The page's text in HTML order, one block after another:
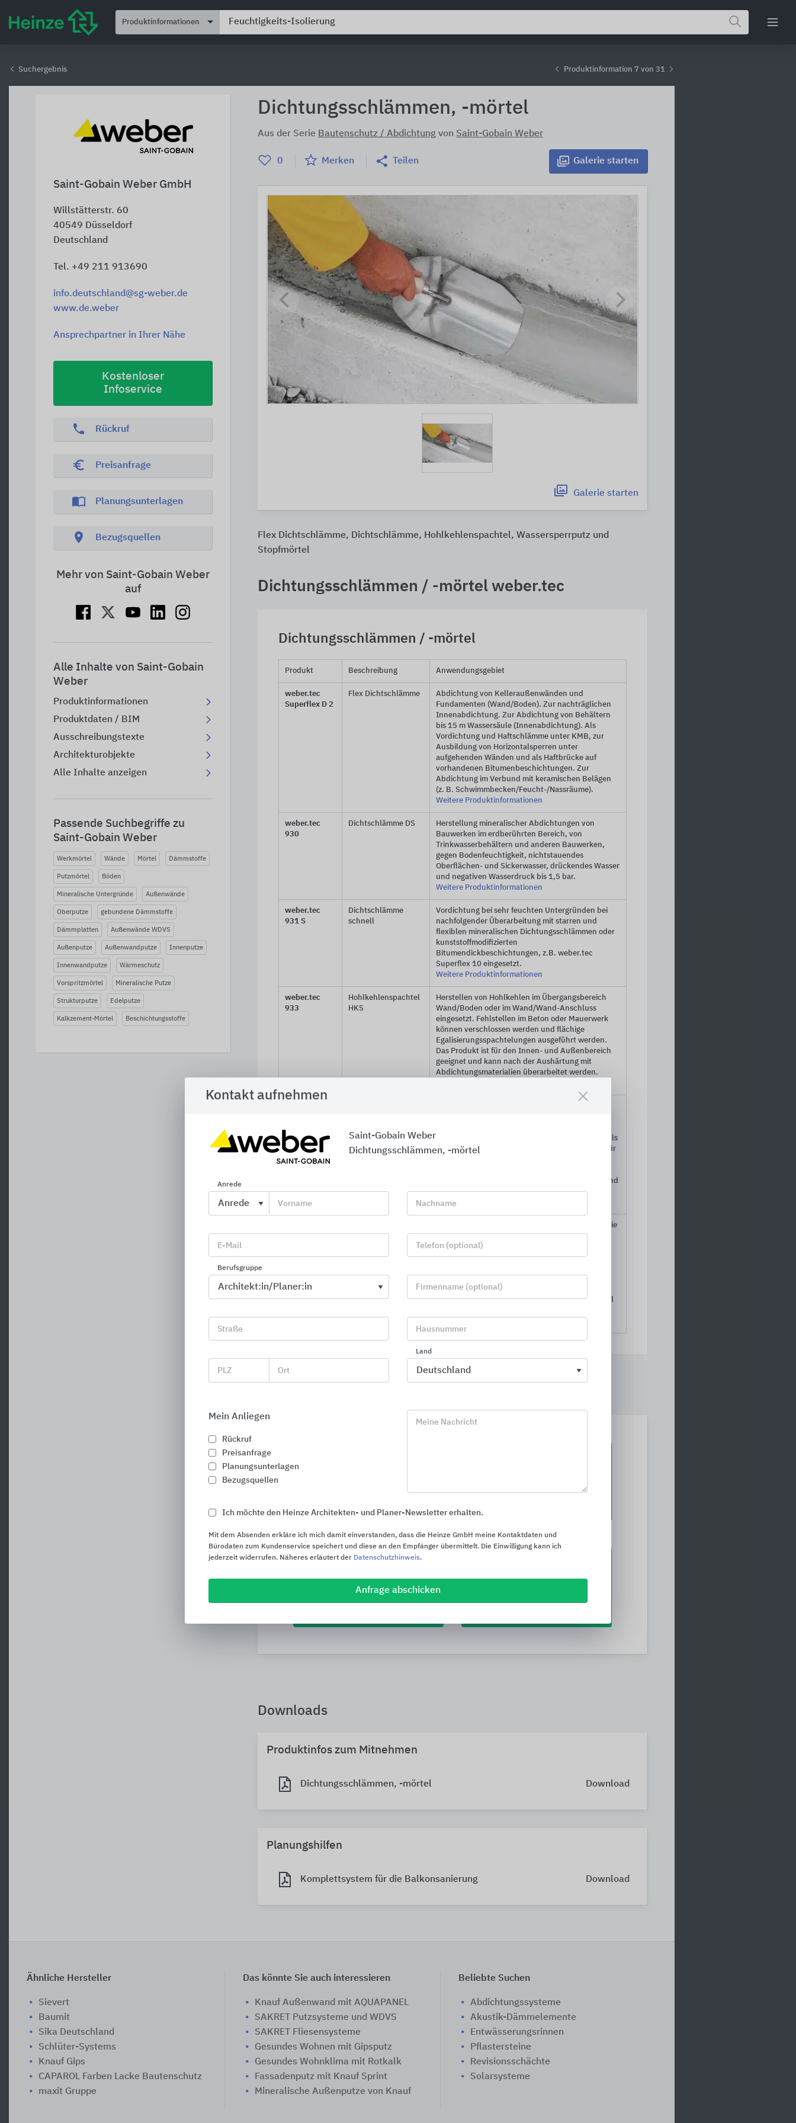
Produktinformationen
Suchergebnis Produktinformation 7 von 31
Saint-Gobain Weber GmbH
Willstätterstr. 60
40549 Düsseldorf
Deutschland
Tel. +49 211 913690
info.deutschland@sg-weber.de
www.de.weber
Ansprechpartner in Ihrer Nähe
Kostenloser
Infoservice
phone Rückruf
euro_symbol Preisanfrage
import_contacts Planungsunterlagen
location_on Bezugsquellen
Mehr von Saint-Gobain Weber
auf
Alle Inhalte von Saint-Gobain
Weber
Produktinformationen
Produktdaten / BIM
Ausschreibungstexte
Architekturobjekte
Alle Inhalte anzeigen
Passende Suchbegriffe zu
Saint-Gobain Weber
Werkmörtel Wände Mörtel Dämmstoffe
Putzmörtel Böden
Mineralische Untergründe Außenwände
Oberputze gebundene Dämmstoffe
Dämmplatten Außenwände WDVS
Außenputze Außenwandputze Innenputze
Innenwandputze Wärmeschutz
Vorspritzmörtel Mineralische Putze
Strukturputze Edelputze
Kalkzement-Mörtel Beschichtungsstoffe
Dichtungsschlämmen, -mörtel
Aus der Serie Bautenschutz / Abdichtung von Saint-Gobain Weber
0 Merken Teilen Galerie starten
Galerie starten
Flex Dichtschlämme, Dichtschlämme, Hohlkehlenspachtel, Wassersperrputz und
Stopfmörtel
Dichtungsschlämmen / -mörtel weber.tec
Dichtungsschlämmen / -mörtel
Produkt Beschreibung Anwendungsgebiet
weber.tec
Superflex D 2
Flex Dichtschlämme
Abdichtung von Kelleraußenwänden und
Fundamenten (Wand/Boden). Zur nachträglichen
Innenabdichtung. Zur Abdichtung von Behältern
bis 15 m Wassersäule (Innenabdichtung). Als
Vordichtung und Haftschlämme unter KMB, zur
Ausbildung von Horizontalsperren unter
aufgehenden Wänden und als Haftbrücke auf
vorhandenen Bitumenbeschichtungen. Zur
Abdichtung im Verbund mit keramischen Belägen
(z. B. Schwimmbecken/Feucht-/Nassräume).
Weitere Produktinformationen
weber.tec
930
Dichtschlämme DS
Herstellung mineralischer Abdichtungen von
Bauwerken im erdberührten Bereich, von
Trinkwasserbehältern und anderen Bauwerken,
gegen Bodenfeuchtigkeit, nichtstauendes
Oberflächen- und Sickerwasser, drückendes Wasser
und negativen Wasserdruck bis 1,5 bar.
Weitere Produktinformationen
weber.tec
931 S
Dichtschlämme
schnell
Vordichtung bei sehr feuchten Untergründen bei
nachfolgender Überarbeitung mit starren und
flexiblen mineralischen Dichtungsschlämmen oder
kunststoffmodifizierten
Bitumendickbeschichtungen, z.B. weber.tec
Superflex 10 eingesetzt.
Weitere Produktinformationen
weber.tec
933
Hohlkehlenspachtel
HKS
Herstellen von Hohlkehlen im Übergangsbereich
Wand/Boden oder im Wand/Wand-Anschluss
eingesetzt. Fehlstellen im Beton oder Mauerwerk
können verschlossen werden und flächige
Egalisierungsspachtelungen ausgeführt werden.
Das Produkt ist für den Innen- und Außenbereich
geeignet und kann nach der Aushärtung mit
Abdichtungsmaterialien überarbeitet werden.
Bodenfeuchte und aufstauendem Sickerwasser. Als
Fugennetzegalisierungsmörtel, Dichtungsträger für
starren Dichtungsschlämmen sowie als Sockel-,und
Egalisierungsputz.
Weitere Produktinformationen
935
Abdichten von Fugen, Rissen und Anschlüssen, die
während oder nach der Verarbeitung unter
Wasserdruck stehen. Durch die schnelle
Aushärtung und die hydrophoben Eigenschaften
Wassereinbruchstellen im Beton, Estrich und
Mauerwerk gestopft werden. Als
Untergrundegalisierspachtel oder Verdämmmörtel
Preisanfrage
import_contacts location_on
Downloads
Produktinfos zum Mitnehmen
Dichtungsschlämmen, -mörtel Download
Planungshilfen
Komplettsystem für die Balkonsanierung Download
Ähnliche Hersteller
Sievert
Baumit
Sika Deutschland
Schlüter-Systems
Knauf Gips
CAPAROL Farben Lacke Bautenschutz
maxit Gruppe
Das könnte Sie auch interessieren
Knauf Außenwand mit AQUAPANEL
SAKRET Putzsysteme und WDVS
SAKRET Fliesensysteme
Gesundes Wohnen mit Gipsputz
Gesundes Wohnklima mit Rotkalk
Fassadenputz mit Knauf Sprint
Mineralische Außenputze von Knauf
Beliebte Suchen
Abdichtungssysteme
Akustik-Dämmelemente
Entwässerungsrinnen
Pflastersteine
Revisionsschächte
Solarsysteme
Kontakt aufnehmen
Saint-Gobain Weber
Dichtungsschlämmen, -mörtel
Anrede
Vorname Nachname
E-Mail Telefon (optional)
Berufsgruppe
Firmenname (optional)
Straße Hausnummer
PLZ Ort
Land
Mein Anliegen
Rückruf
Preisanfrage
Planungsunterlagen
Bezugsquellen
Meine Nachricht
Ich möchte den Heinze Architekten- und Planer-Newsletter erhalten.
Mit dem Absenden erkläre ich mich damit einverstanden, dass die Heinze GmbH meine Kontaktdaten und
Bürodaten zum Kundenservice speichert und diese an den Empfänger übermittelt. Die Einwilligung kann ich
jederzeit widerrufen. Näheres erläutert der Datenschutzhinweis.
Anfrage abschicken